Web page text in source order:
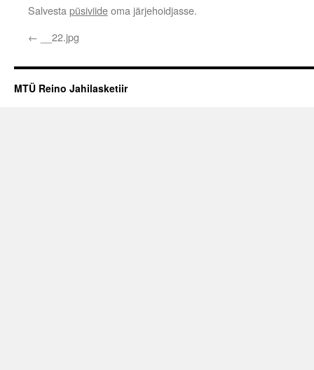
Salvesta püsiviideoma järjehoidjasse.
← __22.jpg
MTÜ Reino Jahilasketiir